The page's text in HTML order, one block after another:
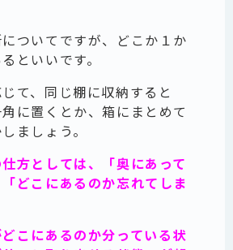
ついてですが、どこか１か
といいです。
て、同じ棚に収納すると
に置くとか、箱にまとめて
ましょう。
方としては、「奥にあって
どこにあるのか忘れてしま
どこにあるのか分っている状